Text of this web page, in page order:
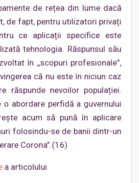
de rețea din lume dacă
de fapt, pentru utilizatori privați
ce aplicații specifice este
tehnologia. Răspunsul său
în „scopuri profesionale”,
că nu este în niciun caz
răspunde nevoilor populației.
o abordare perfidă a guvernului
acum să pună în aplicare
folosindu-se de banii dintr-un
Corona”.(16)
a articolului